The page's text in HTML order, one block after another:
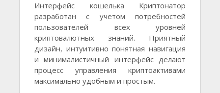
Интерфейс кошелька Криптонатор
разработан с учетом потребностей
пользователей всех уровней
криптовалютных знаний. Приятный
дизайн, интуитивно понятная навигация
и минималистичный интерфейс делают
процесс управления криптоактивами
максимально удобным и простым.